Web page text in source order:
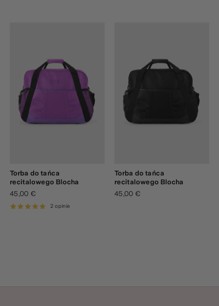
Torba do tańca
recitalowego Blocha
45,00 €
2 opinie
Torba do tańca
recitalowego Blocha
45,00 €